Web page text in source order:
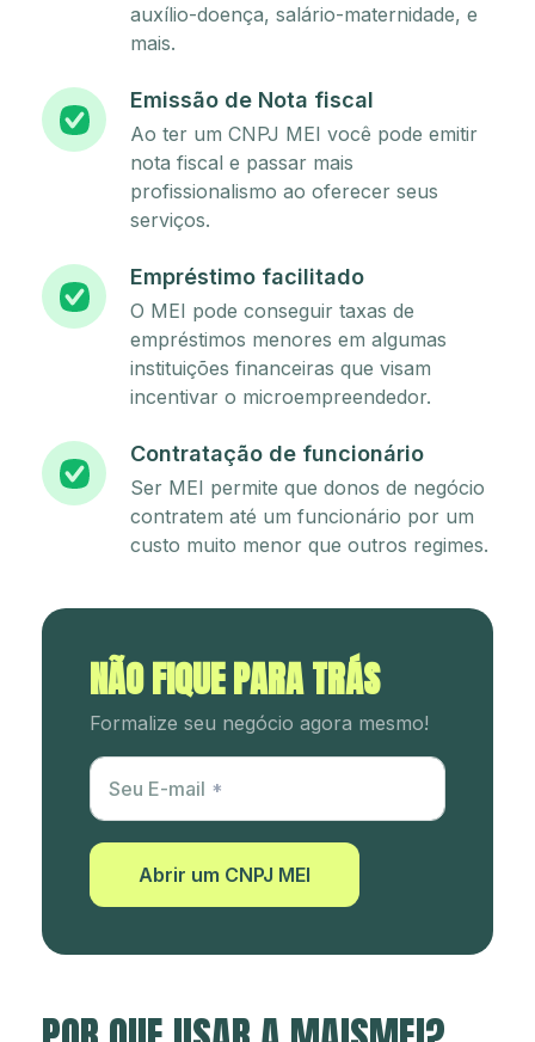
auxílio-doença, salário-maternidade, e
mais.
Emissão de Nota fiscal
Ao ter um CNPJ MEI você pode emitir
nota fiscal e passar mais
profissionalismo ao oferecer seus
serviços.
Empréstimo facilitado
O MEI pode conseguir taxas de
empréstimos menores em algumas
instituições financeiras que visam
incentivar o microempreendedor.
Contratação de funcionário
Ser MEI permite que donos de negócio
contratem até um funcionário por um
custo muito menor que outros regimes.
NÃO FIQUE PARA TRÁS
Formalize seu negócio agora mesmo!
Utm Content
Seu E-mail
Abrir um CNPJ MEI